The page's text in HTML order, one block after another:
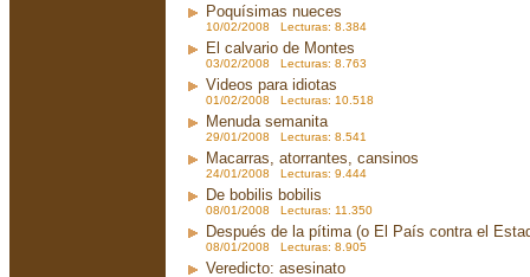
Poquísimas nueces
10/02/2008 Lecturas: 8.384
El calvario de Montes
03/02/2008 Lecturas: 8.763
Videos para idiotas
01/02/2008 Lecturas: 10.518
Menuda semanita
29/01/2008 Lecturas: 8.541
Macarras, atorrantes, cansinos
24/01/2008 Lecturas: 9.444
De bobilis bobilis
08/01/2008 Lecturas: 11.350
Después de la pítima (o El País contra el
08/01/2008 Lecturas: 8.905
Veredicto: asesinato